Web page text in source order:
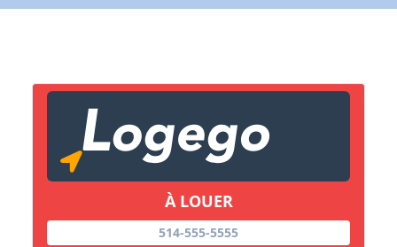
À LOUER
514-555-5555
X Fermer
Lien vers inscription (sera inclus dans courriel)
Copier lien